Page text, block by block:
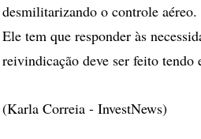
desmilitarizando o controle
Ele tem que responder às
reivindicação deve ser feito tendo
(Karla Correia - InvestNews)